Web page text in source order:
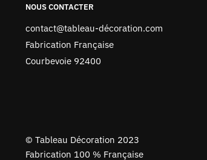
NOUS CONTACTER
contact@tableau-décoration.com
Fabrication Française
Courbevoie 92400
© Tableau Décoration 2023
Fabrication 100 % Française